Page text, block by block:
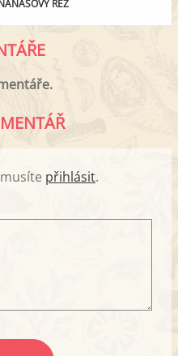
ŘEZ
přihlásit.